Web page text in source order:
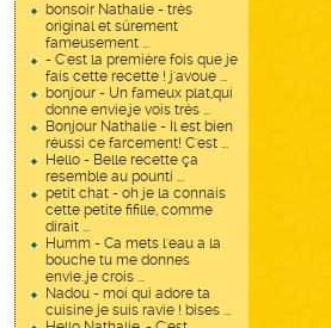
bonsoir Nathalie - très
original et sûrement
fameusement ...
- C'est la première fois que je
fais cette recette ! j'avoue ...
bonjour - Un fameux plat,qui
donne envie,je vois trés ...
Bonjour Nathalie - Il est bien
réussi ce farcement! C'est ...
Hello - Belle recette ça
resemble au pounti ...
petit chat - oh je la connais
cette petite fifille, comme
dirait ...
Humm - Ca mets l'eau a la
bouche tu me donnes
envie..je crois ...
Nadou - moi qui adore ta
cuisine je suis ravie ! bises ...